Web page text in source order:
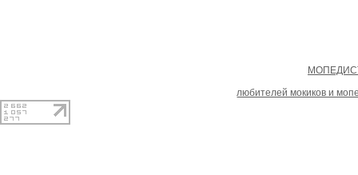
любителей мокиков и